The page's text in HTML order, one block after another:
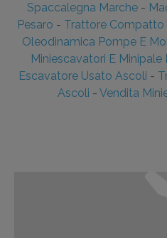
Spaccalegna Marche -
Pesaro - Trattore Compatto
Oleodinamica Pompe E
Miniescavatori E Minipale
Escavatore Usato Ascoli -
Ascoli - Vendita